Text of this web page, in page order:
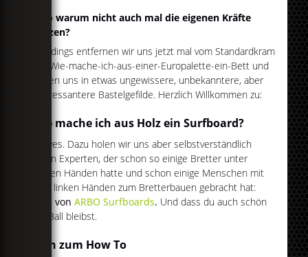
Also warum nicht auch mal die eigenen Kräfte
nutzen?
Allerdings entfernen wir uns jetzt mal vom Standardkram
à la Wie-mache-ich-aus-einer-Europalette-ein-Bett und
wagen uns in etwas ungewissere, unbekanntere, aber
interessantere Bastelgefilde. Herzlich Willkommen zu:
Wie mache ich aus Holz ein Surfboard?
Oh yes. Dazu holen wir uns aber selbstverständlich
einen Experten, der schon so einige Bretter unter
seinen Händen hatte und schon einige Menschen mit
zwei linken Händen zum Bretterbauen gebracht hat:
Paul vonARBO Surfboards. Und dass du auch schön
am Ball bleibst.
Nun zum How To